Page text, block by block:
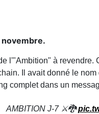
l'"Ambition" à revendre.
Il avait donné le
complet dans un
AMBITION J-7 ⚔️🐉